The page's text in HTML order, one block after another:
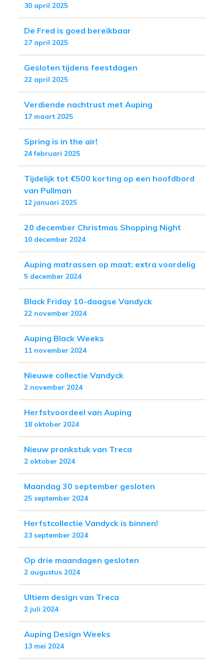
30 april 2025
De Fred is goed bereikbaar
27 april 2025
Gesloten tijdens feestdagen
22 april 2025
Verdiende nachtrust met Auping
17 maart 2025
Spring is in the air!
24 februari 2025
Tijdelijk tot €500 korting op een hoofdbord
van Pullman
12 januari 2025
20 december Christmas Shopping Night
10 december 2024
Auping matrassen op maat: extra voordelig
5 december 2024
Black Friday 10-daagse Vandyck
22 november 2024
Auping Black Weeks
11 november 2024
Nieuwe collectie Vandyck
2 november 2024
Herfstvoordeel van Auping
18 oktober 2024
Nieuw pronkstuk van Treca
2 oktober 2024
Maandag 30 september gesloten
25 september 2024
Herfstcollectie Vandyck is binnen!
23 september 2024
Op drie maandagen gesloten
2 augustus 2024
Ultiem design van Treca
2 juli 2024
Auping Design Weeks
13 mei 2024